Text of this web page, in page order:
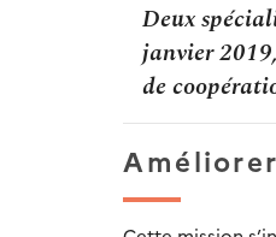
Deux
janvier
de